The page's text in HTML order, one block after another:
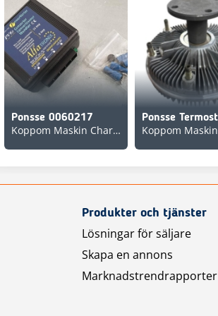
Ponsse 0060217
Koppom Maskin Charlottenberg
Produkter och tjänster
Lösningar för säljare
Skapa en annons
Marknadstrendrapporter